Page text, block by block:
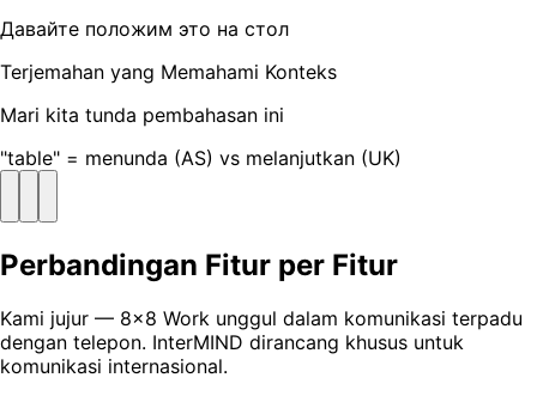
Давайте положим это на стол
Terjemahan yang Memahami Konteks
Mari kita tunda pembahasan ini
"table" = menunda (AS) vs melanjutkan (UK)
Perbandingan Fitur per Fitur
Kami jujur — 8x8 Work unggul dalam komunikasi terpadu
dengan telepon. InterMIND dirancang khusus untuk
komunikasi internasional.